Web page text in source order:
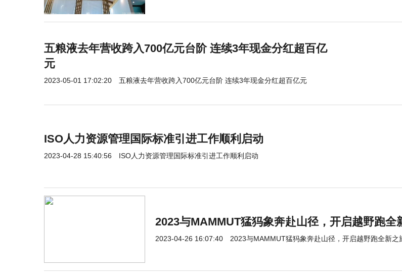
五粮液去年营收跨入700亿元台阶 连续3年现金分红超百亿
元
2023-05-01 17:02:20 五粮液去年营收跨入700亿元台阶 连续3年现金分红超百亿元
ISO人力资源管理国际标准引进工作顺利启动
2023-04-28 15:40:56 ISO人力资源管理国际标准引进工作顺利启动
2023与MAMMUT猛犸象奔赴山径，开启越野跑全
2023-04-26 16:07:40 2023与MAMMUT猛犸象奔赴山径，开启越野跑全新之